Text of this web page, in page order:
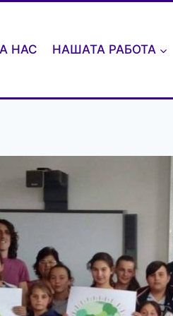
НАС НАШАТА РАБОТА